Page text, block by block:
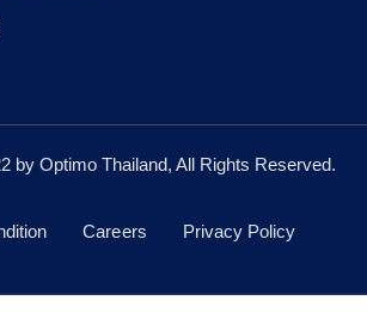
by Optimo Thailand, All Rights Reserved.
Careers Privacy Policy